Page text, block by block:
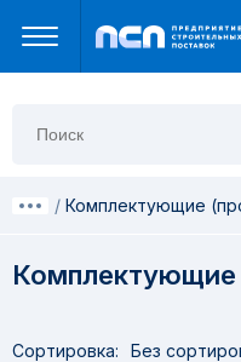
Комплектующие
Комплектующие
Сортировка: Без